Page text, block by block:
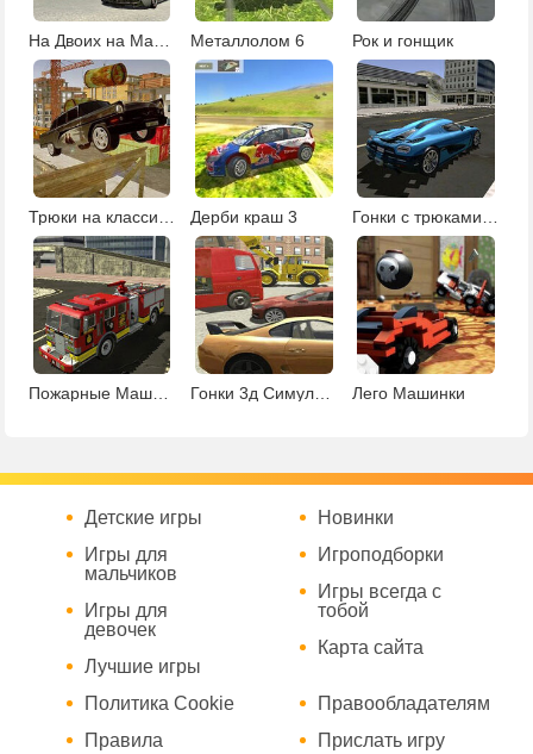
На Двоих на Машинах Металлолом 6 Рок и гонщик
Трюки на классических автомобилях Дерби краш 3 Гонки с трюками в городе
Пожарные Машины Гонки 3д Симулятор Вождения Лего Машинки
Детские игры
Игры для
мальчиков
Игры для
девочек
Лучшие игры
Новинки
Игроподборки
Игры всегда с
тобой
Карта сайта
Политика Cookie
Правила
Правообладателям
Прислать игру